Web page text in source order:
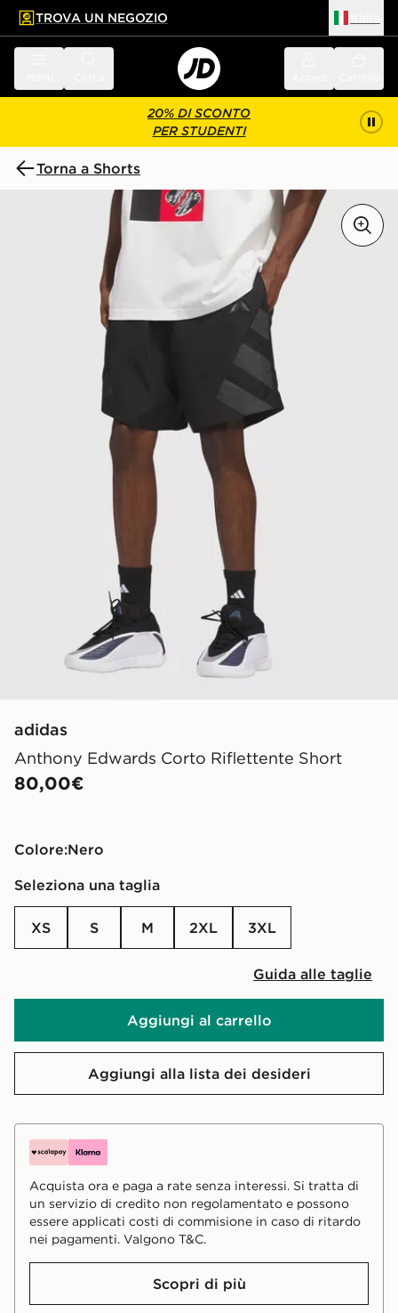
principale
a fondo pagina
TROVA UN NEGOZIO
20% DI SCONTO
PER STUDENTI
Torna a Shorts
adidas
Anthony Edwards Corto Riflettente Short
80,00€
Colore:
nero
Seleziona una taglia
XS S M 2XL 3XL
Guida alle taglie
Aggiungi al carrello
Aggiungi alla lista dei desideri
Acquista ora e paga a rate senza interessi. Si tratta di
un servizio di credito non regolamentato e possono
essere applicati costi di commisione in caso di ritardo
nei pagamenti. Valgono T&C.
Scopri di più